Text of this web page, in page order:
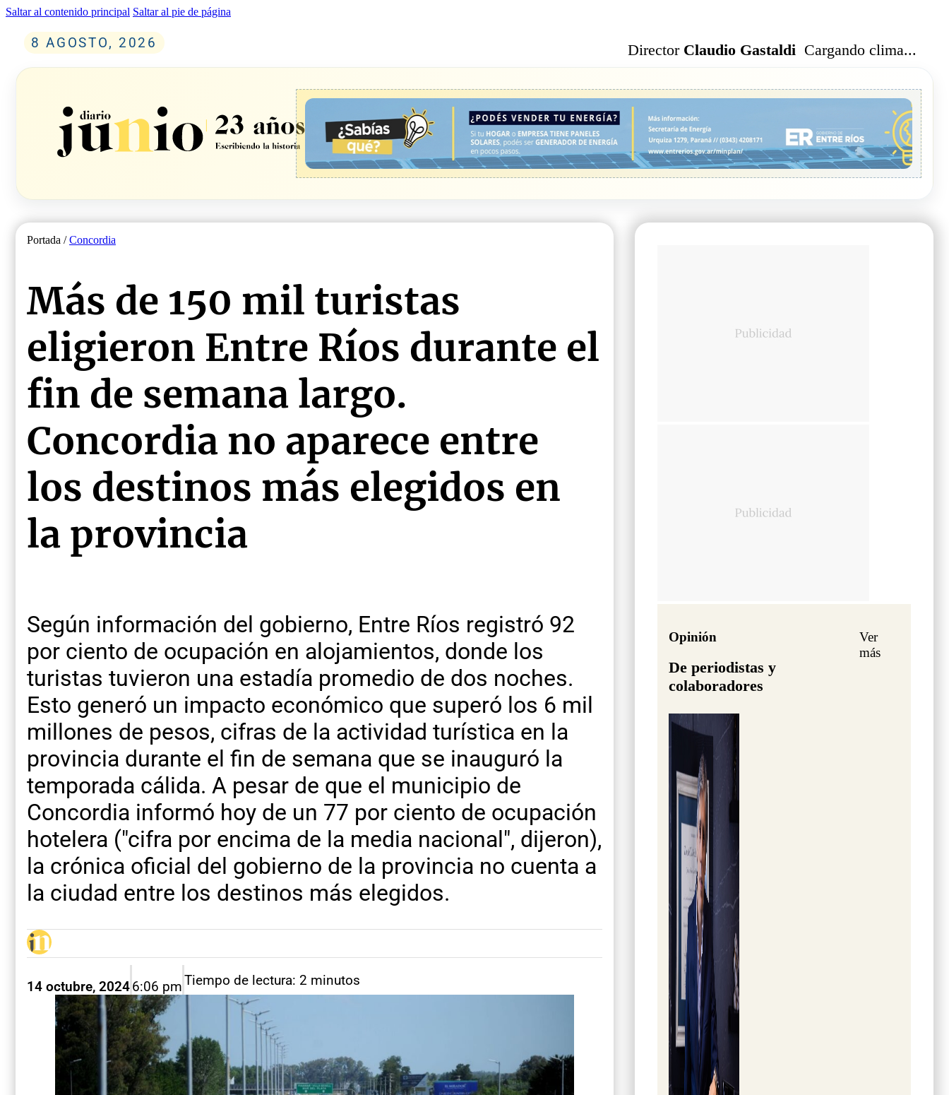
Saltar al contenido principal Saltar al pie de página
8 AGOSTO, 2026 Director Claudio Gastaldi Cargando clima...
Portada /Concordia
Más de 150 mil turistas
eligieron Entre Ríos durante el
fin de semana largo.
Concordia no aparece entre
los destinos más elegidos en
la provincia
Según información del gobierno, Entre Ríos registró 92
por ciento de ocupación en alojamientos, donde los
turistas tuvieron una estadía promedio de dos noches.
Esto generó un impacto económico que superó los 6 mil
millones de pesos, cifras de la actividad turística en la
provincia durante el fin de semana que se inauguró la
temporada cálida. A pesar de que el municipio de
Concordia informó hoy de un 77 por ciento de ocupación
hotelera ("cifra por encima de la media nacional", dijeron),
la crónica oficial del gobierno de la provincia no cuenta a
la ciudad entre los destinos más elegidos.
14 octubre, 20246:06 pmTiempo de lectura: 2 minutos
Opinión
De periodistas y
colaboradores
Ver
más